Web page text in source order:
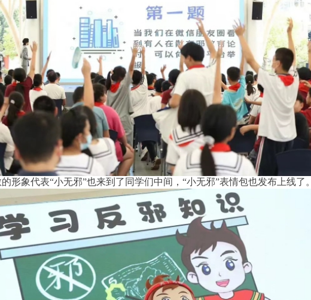
的形象代表“小无邪”也来到了同学们中间，“小无邪”表情包也发布上线了。